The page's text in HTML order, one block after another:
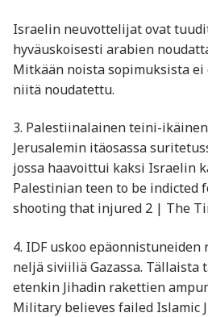
Israelin neuvottelijat ovat
hyväuskoisesti arabien
Mitkään noista sopimuksista
niitä noudatettu.
3. Palestiinalainen teini-
Jerusalemin itäosassa
jossa haavoittui kaksi Israelin
Palestinian teen to be indicted
shooting that injured 2 | The
4. IDF uskoo
neljä siviiliä Gazassa. Tällaista
etenkin Jihadin rakettien
Military believes failed Islamic